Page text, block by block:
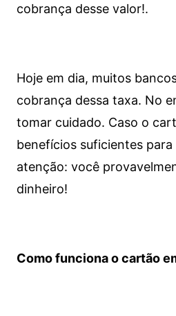
cobrança desse valor!.
Hoje em dia, muitos
cobrança dessa taxa. No
tomar cuidado. Caso o
benefícios suficientes para
atenção: você
dinheiro!
Como funciona o cartão